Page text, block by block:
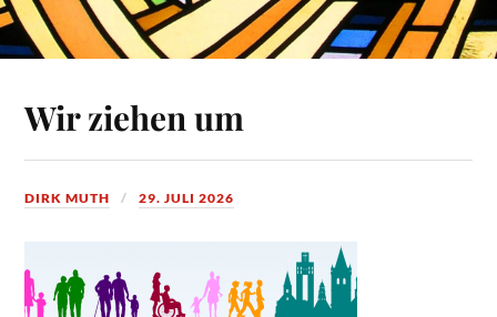
Wir ziehen um
DIRK MUTH 29. JULI 2026